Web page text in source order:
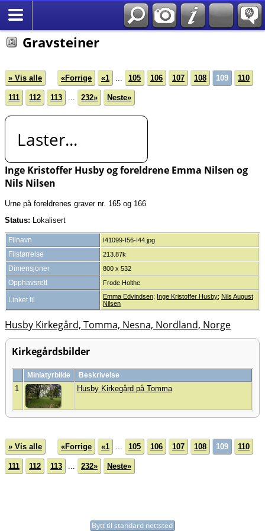
Gravsteiner
» Vis alle «Forrige «1 ... 105 106 107 108 109 110
111 112 113 ... 232» Neste»
Laster...
Inge Kristoffer Husby og foreldrene Emma Nilsen og
Nils Nilsen
Urne på foreldrenes graver nr. 165 og 166
Status: Lokalisert
Filnavn I41099-I56-I44.jpg
Filstørrelse 213.87k
Dimensjoner 800 x 532
Opphavsrett Frode Holthe
Linket til Emma Edvindsen; Inge Kristoffer Husby; Nils August
Nilsen
Husby Kirkegård, Tomma, Nesna, Nordland, Norge
Kirkegårdsbilder
Miniatyrbilde Beskrivelse
1 Husby Kirkegård på Tomma
» Vis alle «Forrige «1 105 106 107 108 109 110
111 112 113 232» Neste»
Bytt til standard nettsted